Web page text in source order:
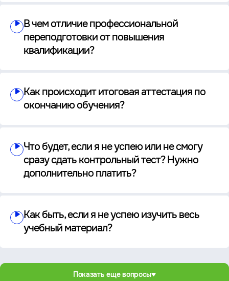
В чем отличие профессиональной
переподготовки от повышения
квалификации?
Как происходит итоговая аттестация по
окончанию обучения?
Что будет, если я не успею или не смогу
сразу сдать контрольный тест? Нужно
дополнительно платить?
Как быть, если я не успею изучить весь
учебный материал?
Показать еще вопросы